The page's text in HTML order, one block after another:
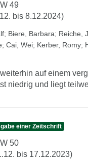
49
bis 8.12.2024)
; Biere, Barbara; Reiche,
; Cai, Wei; Kerber, Romy;
auf einem
niedrig und liegt
einer Zeitschrift
50
bis 17.12.2023)